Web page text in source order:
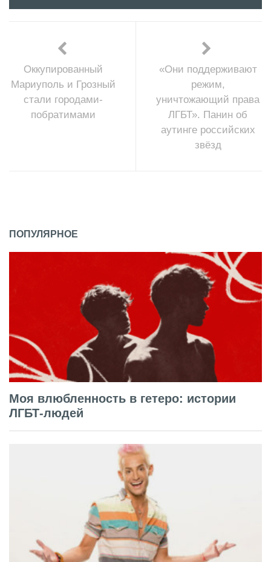
Оккупированный
Мариуполь и Грозный
стали городами-
побратимами
«Они поддерживают
режим,
уничтожающий права
ЛГБТ». Панин об
аутинге российских
звёзд
ПОПУЛЯРНОЕ
Моя влюбленность в гетеро: истории
ЛГБТ-людей